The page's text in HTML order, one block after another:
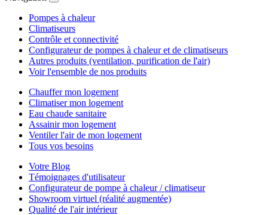
Pompes à chaleur
Climatiseurs
Contrôle et connectivité
Configurateur de pompes à chaleur et de climatiseurs
Autres produits (ventilation, purification de l'air)
Voir l'ensemble de nos produits
Chauffer mon logement
Climatiser mon logement
Eau chaude sanitaire
Assainir mon logement
Ventiler l'air de mon logement
Tous vos besoins
Votre Blog
Témoignages d'utilisateur
Configurateur de pompe à chaleur / climatiseur
Showroom virtuel (réalité augmentée)
Qualité de l'air intérieur